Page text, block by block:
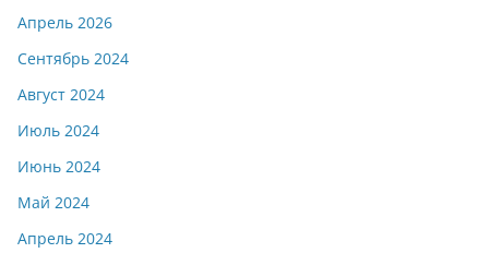
Апрель 2026
Сентябрь 2024
Август 2024
Июль 2024
Июнь 2024
Май 2024
Апрель 2024